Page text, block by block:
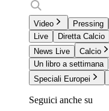
Video Pressing
Live
Diretta Calcio
News Live
Calcio
Un libro a settimana
Speciali Europei
Seguici anche su